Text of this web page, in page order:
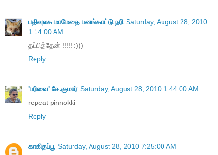
பதிவுலக மாமேதை பனங்காட்டு நரி Saturday, August 28, 2010
1:14:00 AM
தப்பித்தேன் !!!!! :)))
Reply
'பரிவை' சே.குமார் Saturday, August 28, 2010 1:44:00 AM
repeat pinnokki
Reply
காகிதப்பூ Saturday, August 28, 2010 7:25:00 AM